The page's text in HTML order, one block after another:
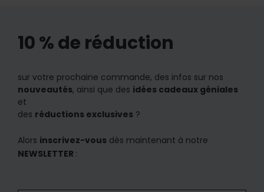
10 % de réduction
sur votre prochaine commande, des infos sur nos
nouveautés, ainsi que des idées cadeaux géniales
et
des réductions exclusives ?
Alors inscrivez-vous dès maintenant à notre
NEWSLETTER :